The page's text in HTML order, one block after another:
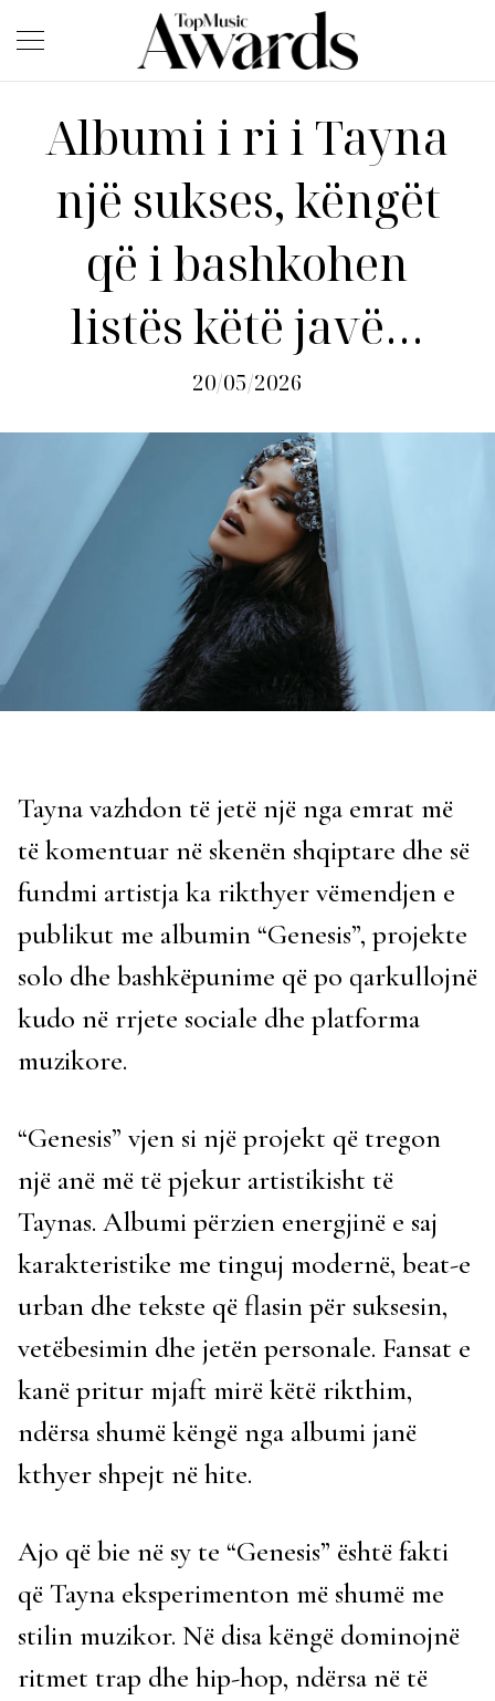
Albumi i ri i Tayna
një sukses, këngët
që i bashkohen
listës këtë javë…
20/05/2026
Tayna vazhdon të jetë një nga emrat më
të komentuar në skenën shqiptare dhe së
fundmi artistja ka rikthyer vëmendjen e
publikut me albumin “Genesis”, projekte
solo dhe bashkëpunime që po qarkullojnë
kudo në rrjete sociale dhe platforma
muzikore.
“Genesis” vjen si një projekt që tregon
një anë më të pjekur artistikisht të
Taynas. Albumi përzien energjinë e saj
karakteristike me tinguj modernë, beat-e
urban dhe tekste që flasin për suksesin,
vetëbesimin dhe jetën personale. Fansat e
kanë pritur mjaft mirë këtë rikthim,
ndërsa shumë këngë nga albumi janë
kthyer shpejt në hite.
Ajo që bie në sy te “Genesis” është fakti
që Tayna eksperimenton më shumë me
stilin muzikor. Në disa këngë dominojnë
ritmet trap dhe hip-hop, ndërsa në të